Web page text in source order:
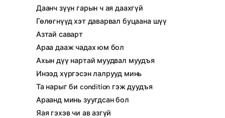
Даанч зүүн гарын ч ая даахгүй
Гөлөгнүүд хэт даварвал буцаана шүү
Азтай саварт
Араа дааж чадах юм бол
Ахын дүү нартай муудвал муудъя
Инээд хүргэсэн лалрууд минь
Та нарыг би condition гэж дуудъя
Араанд минь зуугдсан бол
Яая гэхэв чи ав азгүй